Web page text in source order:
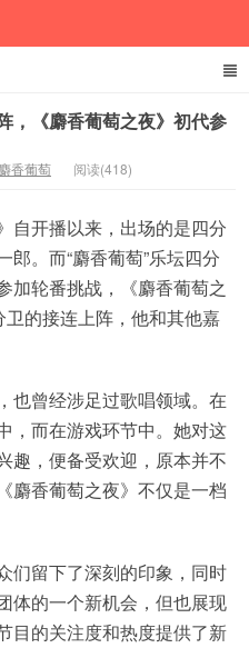
，《麝香葡萄之夜》初代参
麝香葡萄 阅读(418)
自开播以来，出场的是四分
。而“麝香葡萄”乐坛四分
加轮番挑战，《麝香葡萄之
卫的接连上阵，他和其他嘉
也曾经涉足过歌唱领域。在
，而在游戏环节中。她对这
趣，便备受欢迎，原本并不
麝香葡萄之夜》不仅是一档
们留下了深刻的印象，同时
体的一个新机会，但也展现
目的关注度和热度提供了新